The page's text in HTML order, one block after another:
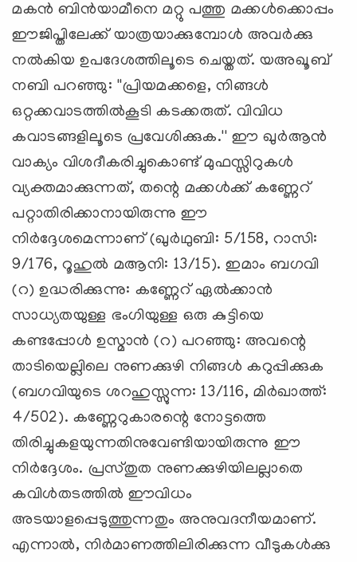
മകന്‍ ബിന്‍യാമീനെ മറ്റു പത്തു മക്കള്‍ക്കൊപ്പം
ഈജിപ്തിലേക്ക് യാത്രയാക്കുമ്പോള്‍ അവര്‍ക്കു
നല്‍കിയ ഉപദേശത്തിലൂടെ ചെയ്തത്. യഅഖൂബ്
നബി പറഞ്ഞു: ''പ്രിയമക്കളെ, നിങ്ങള്‍
ഒറ്റക്കവാടത്തില്‍കൂടി കടക്കരുത്. വിവിധ
കവാടങ്ങളിലൂടെ പ്രവേശിക്കുക.'' ഈ ഖുര്‍ആന്‍
വാക്യം വിശദീകരിച്ചുകൊണ്ട് മുഫസ്സിറുകള്‍
വ്യക്തമാക്കുന്നത്, തന്റെ മക്കള്‍ക്ക് കണ്ണേറ്
പറ്റാതിരിക്കാനായിരുന്നു ഈ
നിര്‍ദ്ദേശമെന്നാണ് (ഖുര്‍ഥുബി: 5/158, റാസി:
9/176, റൂഹുല്‍ മആനി: 13/15). ഇമാം ബഗവി
(റ) ഉദ്ധരിക്കുന്നു: കണ്ണേറ് ഏല്‍ക്കാന്‍
സാധ്യതയുള്ള ഭംഗിയുള്ള ഒരു കുട്ടിയെ
കണ്ടപ്പോള്‍ ഉസ്മാന്‍ (റ) പറഞ്ഞു: അവന്റെ
താടിയെല്ലിലെ നുണക്കുഴി നിങ്ങള്‍ കറുപ്പിക്കുക
(ബഗവിയുടെ ശറഹുസ്സുന്ന: 13/116, മിര്‍ഖാത്ത്:
4/502). കണ്ണേറുകാരന്റെ നോട്ടത്തെ
തിരിച്ചുകളയുന്നതിനുവേണ്ടിയായിരുന്നു ഈ
നിര്‍ദ്ദേശം. പ്രസ്തുത നുണക്കുഴിയിലല്ലാതെ
കവിള്‍തടത്തില്‍ ഈവിധം
അടയാളപ്പെടുത്തുന്നതും അനുവദനീയമാണ്.
എന്നാല്‍, നിര്‍മാണത്തിലിരിക്കുന്ന വീടുകള്‍ക്കു